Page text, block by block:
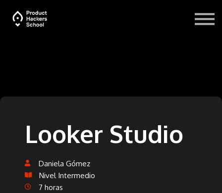
Looker Studio
Daniela Gómez
Nivel Intermedio
7 horas